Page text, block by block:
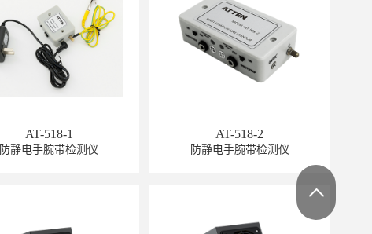
GT-6302
AT-518-1
防静电手腕带检测仪
AT-518-2
防静电手腕带检测仪